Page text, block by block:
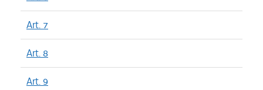
Art. 7
Art. 8
Art. 9